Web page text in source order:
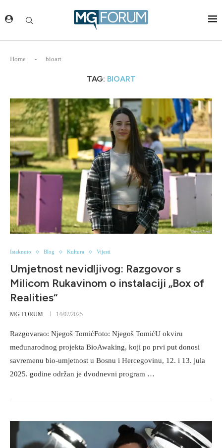
Home - bioart
TAG: BIOART
Istaknuto Blog Kultura Vijesti
Umjetnost nevidljivog: Razgovor s
Milicom Rukavinom o instalaciji „Box of
Realities“
MG FORUM 14/07/2025
Razgovarao: Njegoš TomićFoto: Njegoš TomićU okviru
međunarodnog projekta BioAwaking, koji po prvi put donosi
savremenu bio-umjetnost u Bosnu i Hercegovinu, 12. i 13. jula
2025. godine održan je dvodnevni program …